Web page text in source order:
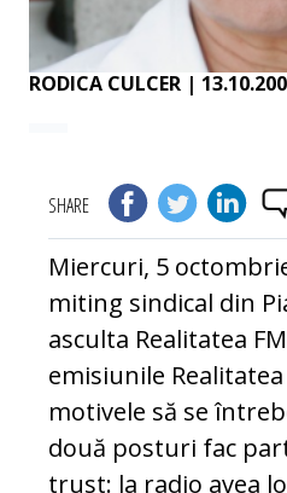
RODICA CULCER |
SHARE
Miercuri, 5
miting sindical din
asculta Realitatea
emisiunile
motivele să se
două posturi fac
trust: la radio avea